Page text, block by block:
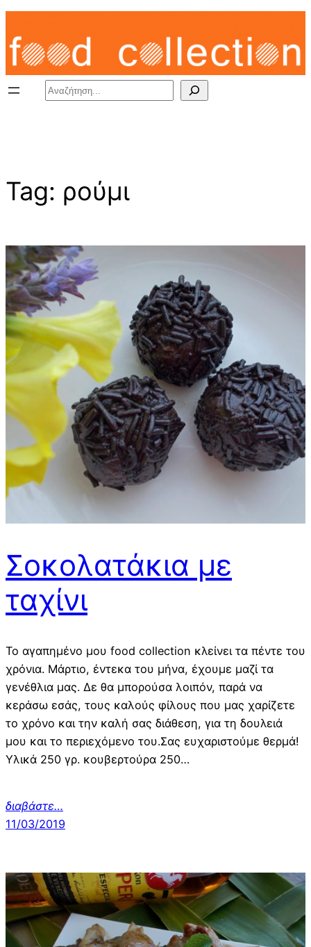
Skip
content
Search
Tag: ρούμι
Σοκολατάκια με
ταχίνι
Το αγαπημένο μου food collection κλείνει τα πέντε του
χρόνια. Μάρτιο, έντεκα του μήνα, έχουμε μαζί τα
γενέθλια μας. Δε θα μπορούσα λοιπόν, παρά να
κεράσω εσάς, τους καλούς φίλους που μας χαρίζετε
το χρόνο και την καλή σας διάθεση, για τη δουλειά
μου και το περιεχόμενο του.Σας ευχαριστούμε θερμά!
Υλικά 250 γρ. κουβερτούρα 250…
διαβάστε…
11/03/2019